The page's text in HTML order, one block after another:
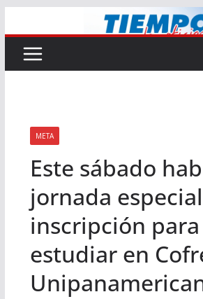
al
contenido
META
Este sábado
jornada
inscripción para
estudiar en